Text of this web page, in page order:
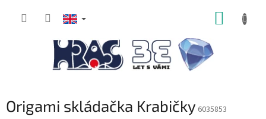
Origami skládačka Krabičky 6035853